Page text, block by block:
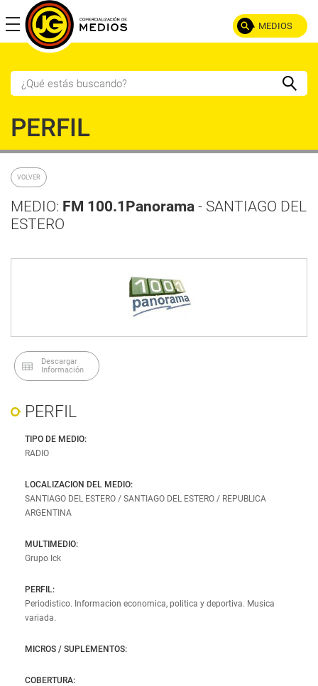
MEDIOS
Salta
Santiago del Estero
Tucumán
Misiones
La Rioja
San Juan
San Luis
PATAGONIA
Neuquén
POR TIPO
PERFIL
MEDIO: FM 100.1Panorama - SANTIAGO DEL
ESTERO
VOLVER
Descargar
Información
PERFIL
TIPO DE MEDIO:
RADIO
LOCALIZACION DEL MEDIO:
SANTIAGO DEL ESTERO / SANTIAGO DEL ESTERO / REPUBLICA
ARGENTINA
MULTIMEDIO:
Grupo Ick
PERFIL:
Periodistico. Informacion economica, politica y deportiva. Musica
variada.
MICROS / SUPLEMENTOS:
COBERTURA: